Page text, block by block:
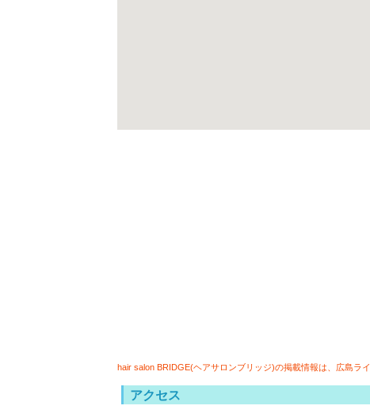
hair salon BRIDGE(ヘアサロンブリッジ)の掲載情報は、広島ラ
アクセス